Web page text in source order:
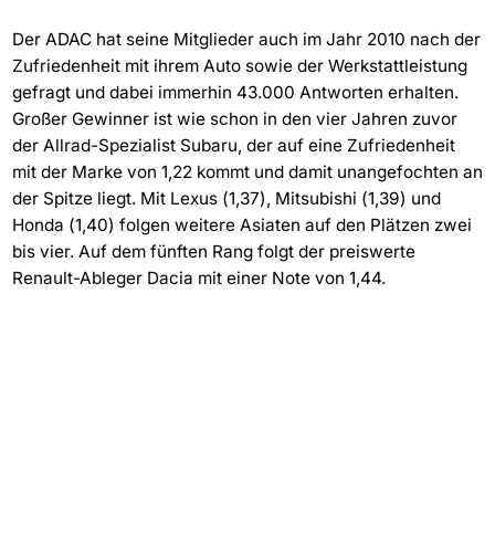
Der ADAC hat seine Mitglieder auch im Jahr 2010 nach der
Zufriedenheit mit ihrem Auto sowie der Werkstattleistung
gefragt und dabei immerhin 43.000 Antworten erhalten.
Großer Gewinner ist wie schon in den vier Jahren zuvor
der Allrad-Spezialist Subaru, der auf eine Zufriedenheit
mit der Marke von 1,22 kommt und damit unangefochten an
der Spitze liegt. Mit Lexus (1,37), Mitsubishi (1,39) und
Honda (1,40) folgen weitere Asiaten auf den Plätzen zwei
bis vier. Auf dem fünften Rang folgt der preiswerte
Renault-Ableger Dacia mit einer Note von 1,44.